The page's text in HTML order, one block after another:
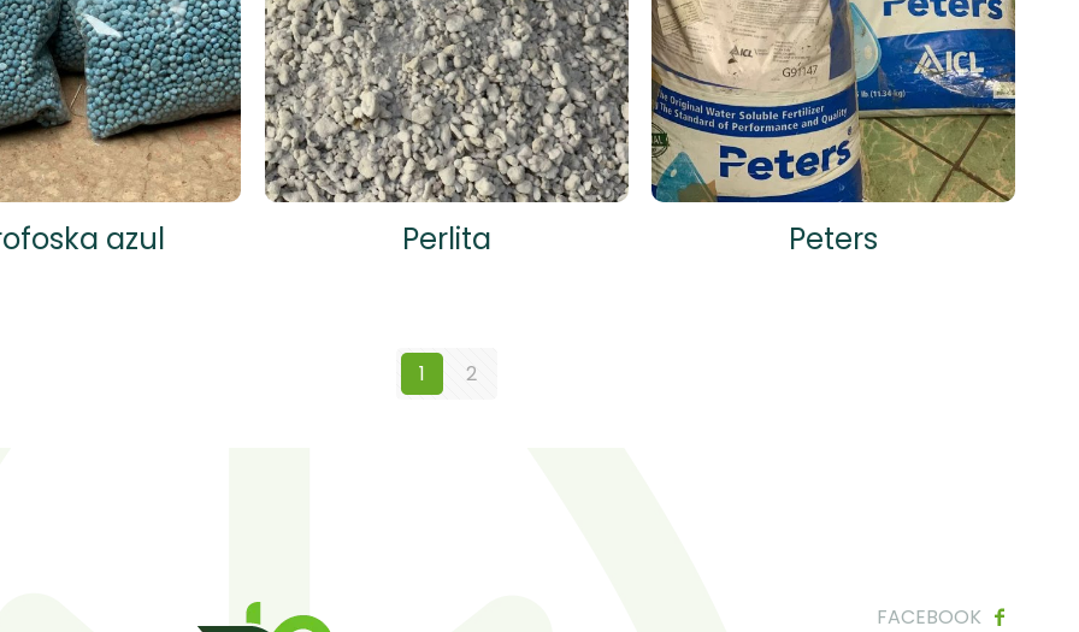
azul Perlita Peters
1 2
FACEBOOK